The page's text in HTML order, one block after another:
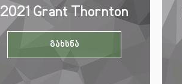
2021 Grant Thornton
გახსნა